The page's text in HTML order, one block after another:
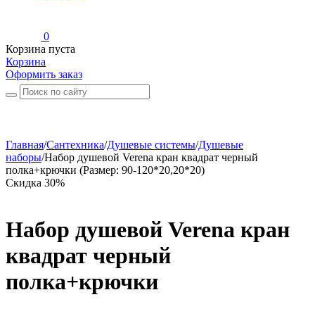
0
Корзина пуста
Корзина
Оформить заказ
Главная/Сантехника/Душевые системы/Душевые
наборы/Набор душевой Verena кран квадрат черный
полка+крючки (Размер: 90-120*20,20*20)
Скидка 30%
Набор душевой Verena кран
квадрат черный
полка+крючки